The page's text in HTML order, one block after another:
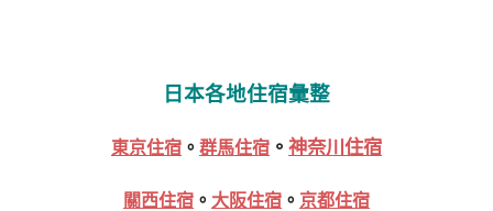
日本各地住宿彙整
東京住宿 。 群馬住宿 。 神奈川住宿
關西住宿 。 大阪住宿 。 京都住宿